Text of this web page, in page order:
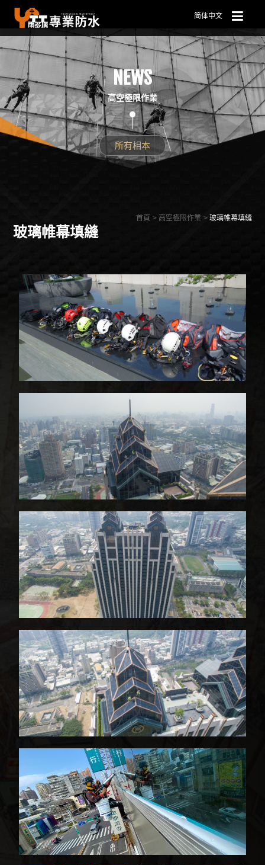
简体中文
NEWS
高空極限作業
所有相本
首頁 高空極限作業 玻璃帷幕填縫
玻璃帷幕填縫